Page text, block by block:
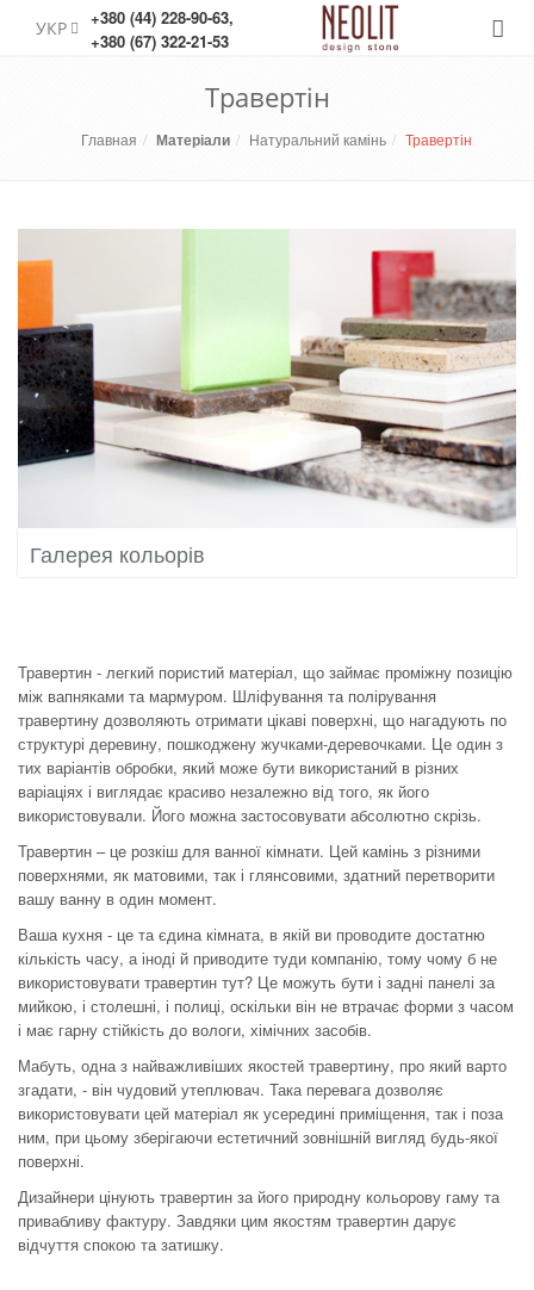
УКР +380 (44) 228-90-63,
+380 (67) 322-21-53
Меню
Травертін
Главная Матеріали Натуральний камінь Травертін
Галерея кольорів
Травертин - легкий пористий матеріал, що займає проміжну позицію
між вапняками та мармуром. Шліфування та полірування
травертину дозволяють отримати цікаві поверхні, що нагадують по
структурі деревину, пошкоджену жучками-деревочками. Це один з
тих варіантів обробки, який може бути використаний в різних
варіаціях і виглядає красиво незалежно від того, як його
використовували. Його можна застосовувати абсолютно скрізь.
Травертин – це розкіш для ванної кімнати. Цей камінь з різними
поверхнями, як матовими, так і глянсовими, здатний перетворити
вашу ванну в один момент.
Ваша кухня - це та єдина кімната, в якій ви проводите достатню
кількість часу, а іноді й приводите туди компанію, тому чому б не
використовувати травертин тут? Це можуть бути і задні панелі за
мийкою, і столешні, і полиці, оскільки він не втрачає форми з часом
і має гарну стійкість до вологи, хімічних засобів.
Мабуть, одна з найважливіших якостей травертину, про який варто
згадати, - він чудовий утеплювач. Така перевага дозволяє
використовувати цей матеріал як усередині приміщення, так і поза
ним, при цьому зберігаючи естетичний зовнішній вигляд будь-якої
поверхні.
Дизайнери цінують травертин за його природну кольорову гаму та
привабливу фактуру. Завдяки цим якостям травертин дарує
відчуття спокою та затишку.